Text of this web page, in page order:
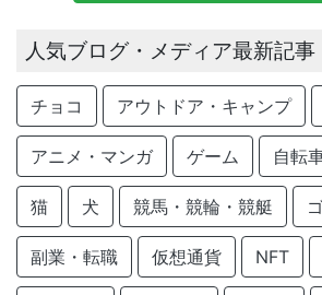
人気ブログ・メディア最新記事
チョコ アウトドア・キャンプ
アニメ・マンガ ゲーム 自転
猫 犬 競馬・競輪・競艇
副業・転職 仮想通貨 NFT